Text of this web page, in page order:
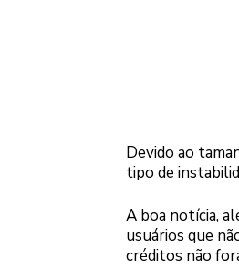
Devido ao
tipo de
A boa notícia,
usuários que
créditos não